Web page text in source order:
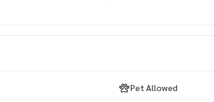
ส่วนกลางจัดเต็ม เปิดให้บริการตลอด 24 ชม.
Pet Allowed